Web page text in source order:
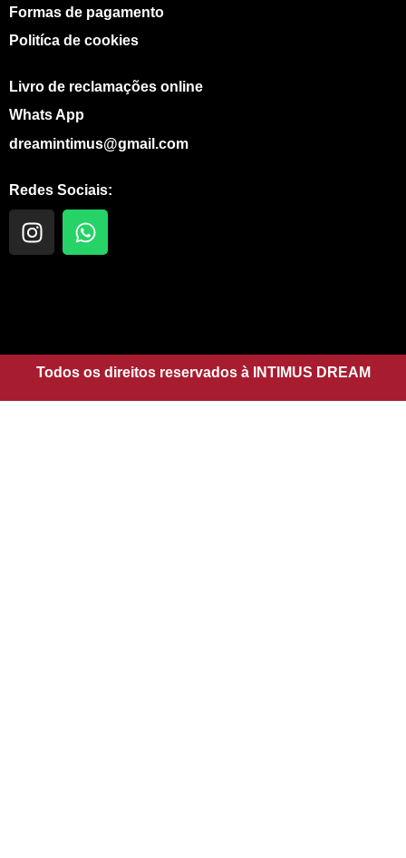
Formas de pagamento
Politíca de cookies
Livro de reclamações online
Whats App
dreamintimus@gmail.com
Redes Sociais:
I
n
r
a
m
W
h
p
p
Todos os direitos reservados à INTIMUS DREAM